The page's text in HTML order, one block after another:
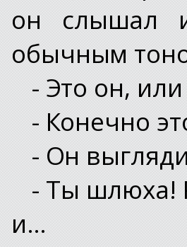
он слышал
обычным
- Это он, или
- Конечно
- Он
- Ты шлюха!
и…